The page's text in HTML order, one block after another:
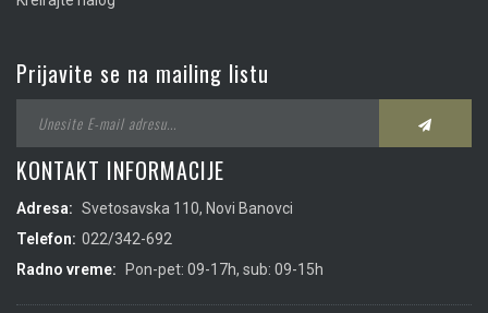
Prijavite se na mailing listu
KONTAKT INFORMACIJE
Adresa: Svetosavska 110, Novi Banovci
Telefon: 022/342-692
Radno vreme:
Pon-pet: 09-17h, sub: 09-15h